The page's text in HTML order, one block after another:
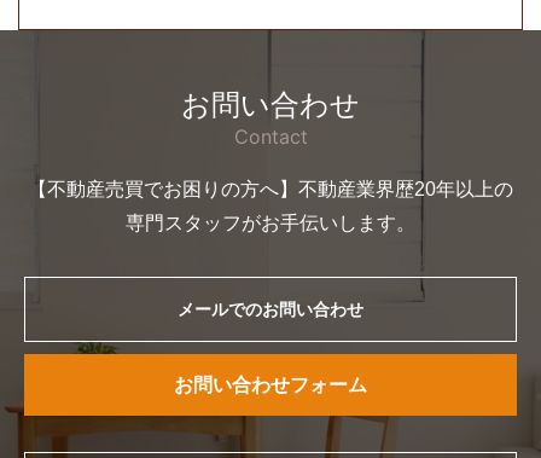
お問い合わせ
Contact
【不動産売買でお困りの方へ】不動産業界歴20年以上の
専門スタッフがお手伝いします。
メールでのお問い合わせ
お問い合わせフォーム